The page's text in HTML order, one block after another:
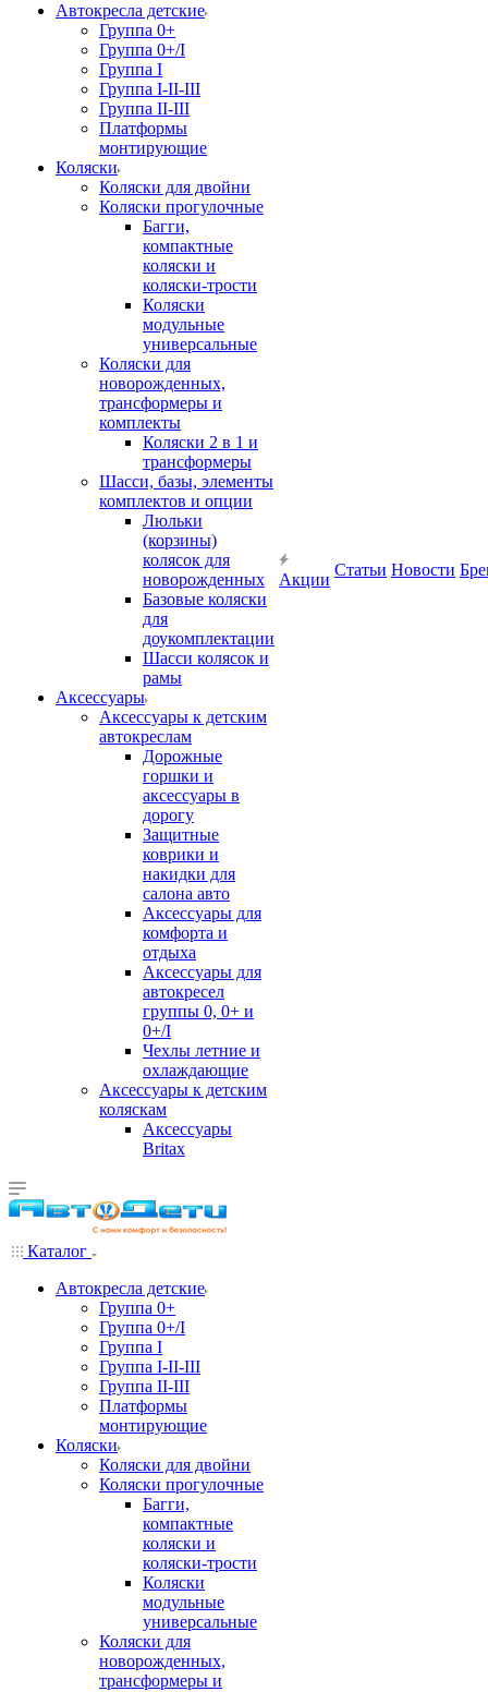
Автокресла детские
Группа 0+
Группа 0+/I
Группа I
Группа I-II-III
Группа II-III
Платформы
монтирующие
Коляски
Коляски для двойни
Коляски прогулочные
Багги,
компактные
коляски и
коляски-трости
Коляски
модульные
универсальные
Коляски для
новорожденных,
трансформеры и
комплекты
Коляски 2 в 1 и
трансформеры
Шасси, базы, элементы
комплектов и опции
Люльки
(корзины)
колясок для
новорожденных
Базовые коляски
для
доукомплектации
Шасси колясок и
рамы
Аксессуары
Аксессуары к детским
автокреслам
Дорожные
горшки и
аксессуары в
дорогу
Защитные
коврики и
накидки для
салона авто
Аксессуары для
комфорта и
отдыха
Аксессуары для
автокресел
группы 0, 0+ и
0+/I
Чехлы летние и
охлаждающие
Аксессуары к детским
коляскам
Аксессуары
Britax
Акции
Статьи Новости
Каталог
Автокресла детские
Группа 0+
Группа 0+/I
Группа I
Группа I-II-III
Группа II-III
Платформы
монтирующие
Коляски
Коляски для двойни
Коляски прогулочные
Багги,
компактные
коляски и
коляски-трости
Коляски
модульные
универсальные
Коляски для
новорожденных,
трансформеры и